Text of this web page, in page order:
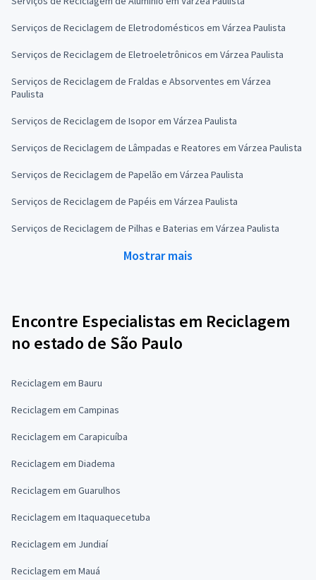
Serviços de Reciclagem de Eletrodomésticos em Várzea Paulista
Serviços de Reciclagem de Eletroeletrônicos em Várzea Paulista
Serviços de Reciclagem de Fraldas e Absorventes em Várzea
Paulista
Serviços de Reciclagem de Isopor em Várzea Paulista
Serviços de Reciclagem de Lâmpadas e Reatores em Várzea Paulista
Serviços de Reciclagem de Papelão em Várzea Paulista
Serviços de Reciclagem de Papéis em Várzea Paulista
Serviços de Reciclagem de Pilhas e Baterias em Várzea Paulista
Mostrar mais
Encontre Especialistas em Reciclagem
no estado de São Paulo
Reciclagem em Bauru
Reciclagem em Campinas
Reciclagem em Carapicuíba
Reciclagem em Diadema
Reciclagem em Guarulhos
Reciclagem em Itaquaquecetuba
Reciclagem em Jundiaí
Reciclagem em Mauá